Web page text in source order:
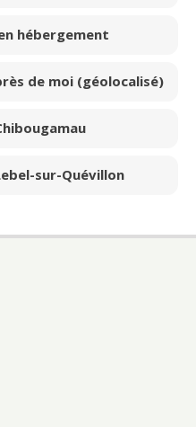
hébergement
de moi (géolocalisé)
sur-Quévillon